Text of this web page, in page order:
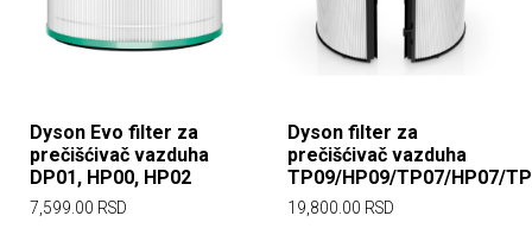
Dyson Evo filter za
prečišćivač vazduha
DP01, HP00, HP02
7,599.00 RSD
Dyson filter za
prečišćivač vazduha
TP09/HP09/TP07/HP07/
19,800.00 RSD